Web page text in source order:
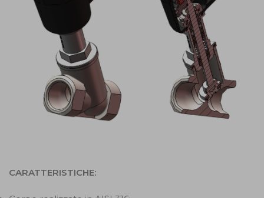
CARATTERISTICHE: